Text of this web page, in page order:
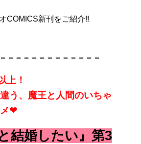
COMICS新刊をご紹介!!
＝＝＝＝＝＝＝＝＝＝＝＝
上！
う、魔王と人間のいちゃ
メ❤
結婚したい』第3